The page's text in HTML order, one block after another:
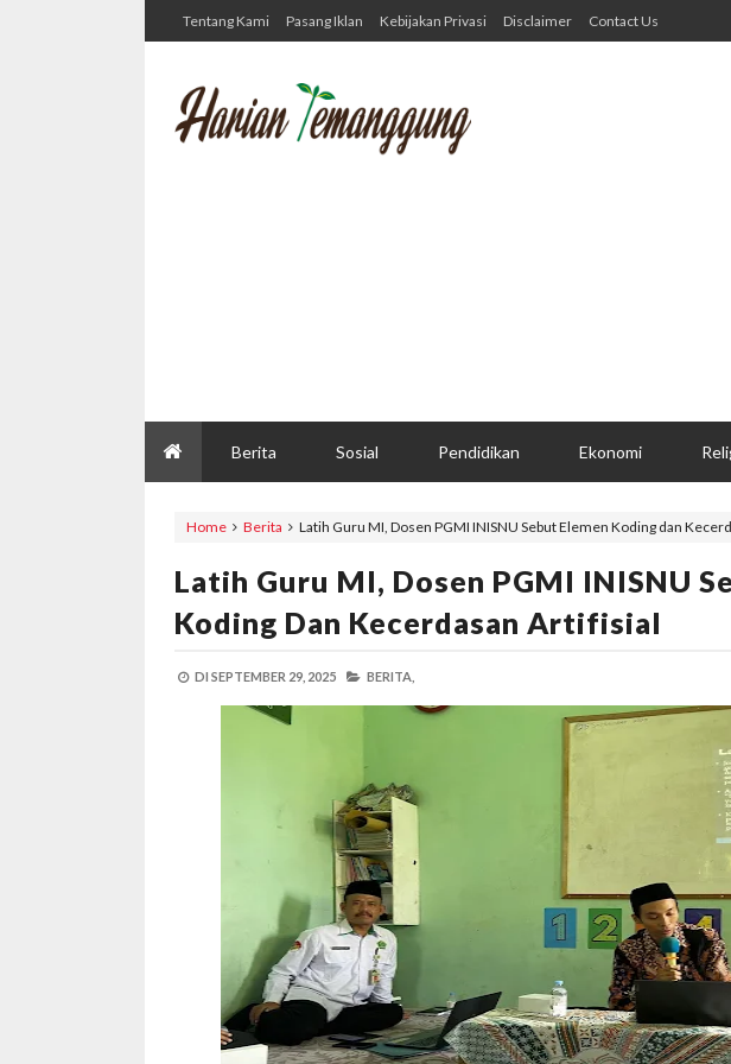
Tentang Kami Pasang Iklan Kebijakan Privasi Disclaimer Contact Us
Berita Sosial Pendidikan Ekonomi
Home Berita Latih Guru MI, Dosen PGMI INISNU Sebut Elemen Koding dan
Latih Guru MI, Dosen PGMI INISNU
Koding Dan Kecerdasan Artifisial
DI SEPTEMBER 29, 2025 BERITA,